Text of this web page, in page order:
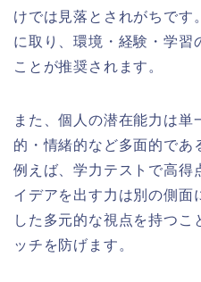
けでは見落とされがちです
に取り、環境・経験・学習
ことが推奨されます。
また、個人の潜在能力は単
的・情緒的など多面的であ
例えば、学力テストで高得
イデアを出す力は別の側面
した多元的な視点を持つこ
ッチを防げます。